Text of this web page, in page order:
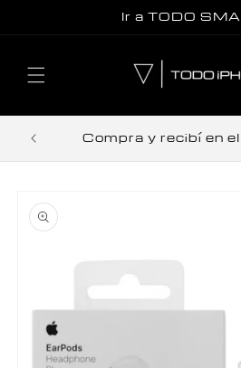
Ir a TODO
Compra y recibí en